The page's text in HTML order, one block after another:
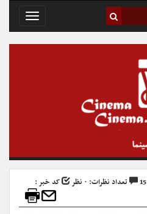
Toggle
تعداد نظرات: ۰ نظر
کد خبر :